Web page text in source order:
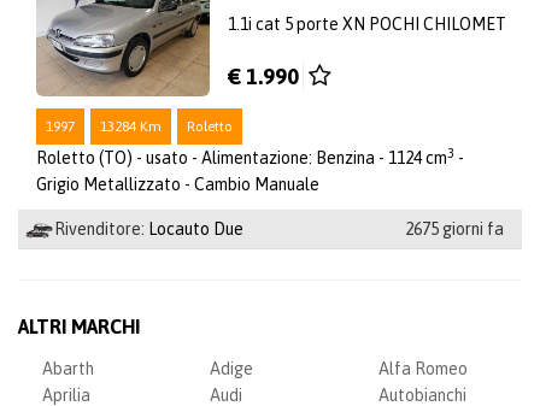
1.1i cat 5 porte XN POCHI CHILOMET
€ 1.990
1997 13284 Km Roletto
Roletto (TO) - usato - Alimentazione: Benzina - 1124 cm3 -
Grigio Metallizzato - Cambio Manuale
Rivenditore: Locauto Due 2675 giorni fa
ALTRI MARCHI
Abarth Adige
Alfa Romeo
Aprilia
Audi
Autobianchi